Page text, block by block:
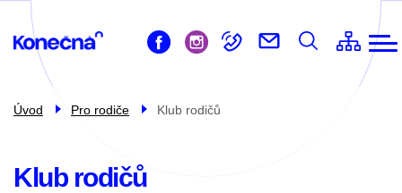
Přejít
hlavnímu
obsahu
Život ve škole
Pro žáky
Školní jídelna
Úvod Pro rodiče Klub rodičů
Klub rodičů